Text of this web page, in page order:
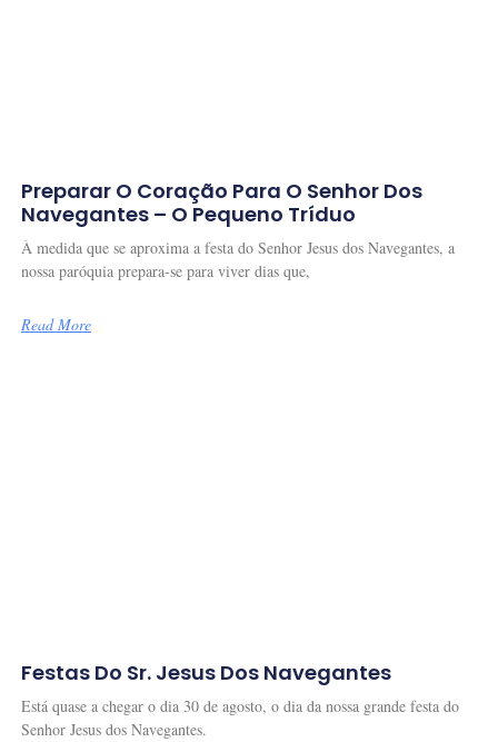
Preparar O Coração Para O Senhor Dos
Navegantes – O Pequeno Tríduo
À medida que se aproxima a festa do Senhor Jesus dos Navegantes, a
nossa paróquia prepara-se para viver dias que,
Read More
Festas Do Sr. Jesus Dos Navegantes
Está quase a chegar o dia 30 de agosto, o dia da nossa grande festa do
Senhor Jesus dos Navegantes.